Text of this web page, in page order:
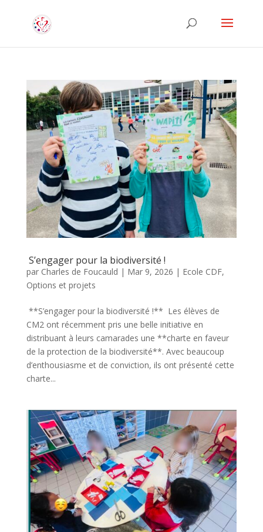
S’engager pour la biodiversité !
par Charles de Foucauld | Mar 9, 2026 | Ecole CDF,
Options et projets
**S’engager pour la biodiversité !** Les élèves de
CM2 ont récemment pris une belle initiative en
distribuant à leurs camarades une **charte en faveur
de la protection de la biodiversité**. Avec beaucoup
d’enthousiasme et de conviction, ils ont présenté cette
charte...